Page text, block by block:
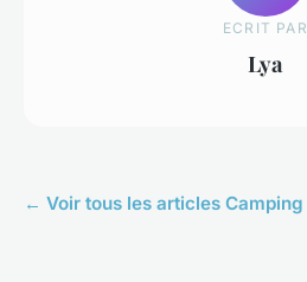
ECRIT PAR
Lya
← Voir tous les articles Camping